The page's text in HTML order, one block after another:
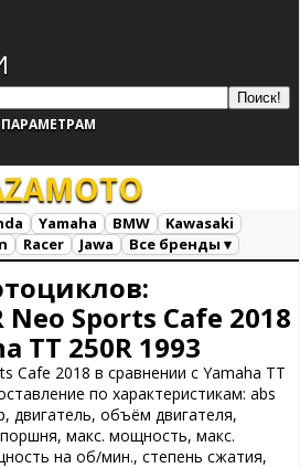
MOTO
Yamaha BMW
Kawasaki
Racer Jawa
Все бренды ▾
Neo Sports Cafe 2018
TT 250R 1993
Cafe 2018 в сравнении с Yamaha TT
по характеристикам: abs
двигатель, объём двигателя,
макс. мощность, макс.
на об/мин., степень сжатия,